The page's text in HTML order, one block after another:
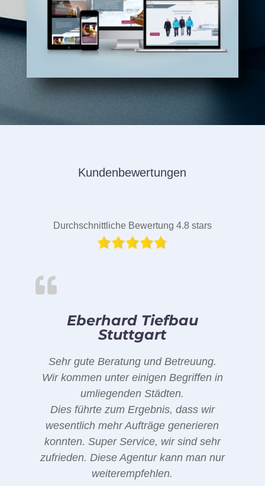
Kundenbewertungen
Durchschnittliche Bewertung 4.8 stars
Eberhard Tiefbau
Stuttgart
Sehr gute Beratung und Betreuung.
Wir kommen unter einigen Begriffen in
umliegenden Städten.
Dies führte zum Ergebnis, dass wir
wesentlich mehr Aufträge generieren
konnten. Super Service, wir sind sehr
zufrieden. Diese Agentur kann man nur
weiterempfehlen.